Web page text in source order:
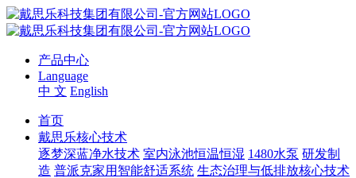
产品中心
Language
中 文 English
首页
戴思乐核心技术
逐梦深蓝净水技术 室内泳池恒温恒湿 1480水泵 研发制
造 普派克家用智能舒适系统 生态治理与低排放核心技术